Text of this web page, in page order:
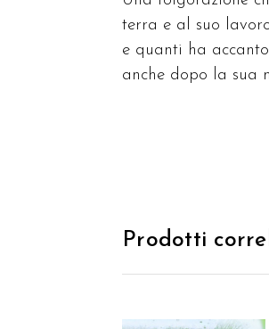
terra e al suo
e quanti ha
anche dopo la sua
Prodotti